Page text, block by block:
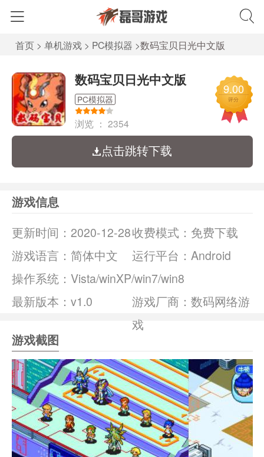
首页 > 单机游戏 > PC模拟器 >数码宝贝日光中文版
数码宝贝日光中文版
PC模拟器
浏览 ： 2354
9.00
评分
点击跳转下载
游戏信息
更新时间： 2020-12-28收费模式： 免费下载
游戏语言： 简体中文 运行平台： Android
操作系统： Vista/winXP/win7/win8
最新版本：v1.0
游戏厂商：数码网络游
戏
游戏截图